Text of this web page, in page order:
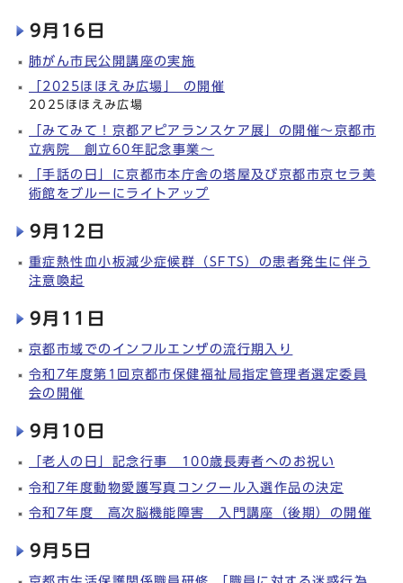
9月16日
肺がん市民公開講座の実施
「2025ほほえみ広場」 の開催
2025ほほえみ広場
「みてみて！京都アピアランスケア展」の開催～京都市
立病院 創立60年記念事業～
「手話の日」に京都市本庁舎の塔屋及び京都市京セラ美
術館をブルーにライトアップ
9月12日
重症熱性血小板減少症候群（SFTS）の患者発生に伴う
注意喚起
9月11日
京都市域でのインフルエンザの流行期入り
令和7年度第1回京都市保健福祉局指定管理者選定委員
会の開催
9月10日
「老人の日」記念行事 100歳長寿者へのお祝い
令和7年度動物愛護写真コンクール入選作品の決定
令和7年度 高次脳機能障害 入門講座（後期）の開催
9月5日